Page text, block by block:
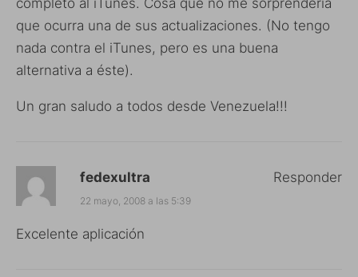
completo al iTunes. Cosa que no me sorprendería
que ocurra una de sus actualizaciones. (No tengo
nada contra el iTunes, pero es una buena
alternativa a éste).
Un gran saludo a todos desde Venezuela!!!
fedexultra
22 mayo, 2008 a las 5:39
Excelente aplicación
Responder